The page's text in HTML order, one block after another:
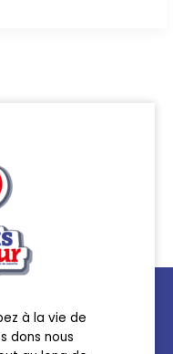
à la vie de
dons nous